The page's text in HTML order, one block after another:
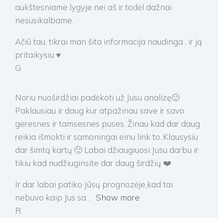
aukštesniame lygyje nei aš ir todėl dažnai
nesusikalbame.
Ačiū tau, tikrai man šita informacija naudinga , ir ją
pritaikysiu ♥️
G.
Noriu nuoširdžiai padėkoti už Jusu analizę🙂
Paklausiau ir daug kur atpažinau save ir savo
geresnes ir tamsesnes puses. Žinau kad dar daug
reikia išmokti ir samoningai einu link to..Klausysiu
dar šimtą kartų 🙂 Labai džiaugiuosi Jusu darbu ir
tikiu kad nudžiuginsite dar daug širdžių ❤️
Ir dar labai patiko Jūsų prognozėje,kad tai
nebuvo kaip Jus sa
Show more
R.